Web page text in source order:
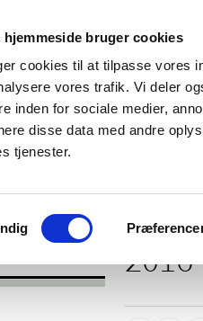
hjemmeside bruger cookies
cookies til at tilpasse vores
vores trafik. Vi deler
inden for sociale medier,
disse data med andre
tjenester.
Bivirkninger og
produktinformation
2016